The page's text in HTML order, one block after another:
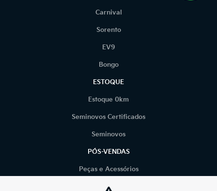
Carnival
Sorento
EV9
Bongo
ESTOQUE
Estoque 0km
Seminovos Certificados
Seminovos
PÓS-VENDAS
Peças e Acessórios
Serviços